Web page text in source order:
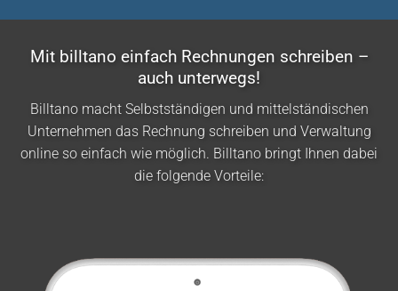
Mit billtano einfach Rechnungen schreiben –
auch unterwegs!
Billtano macht Selbstständigen und mittelständischen
Unternehmen das Rechnung schreiben und Verwaltung
online so einfach wie möglich. Billtano bringt Ihnen dabei
die folgende Vorteile: